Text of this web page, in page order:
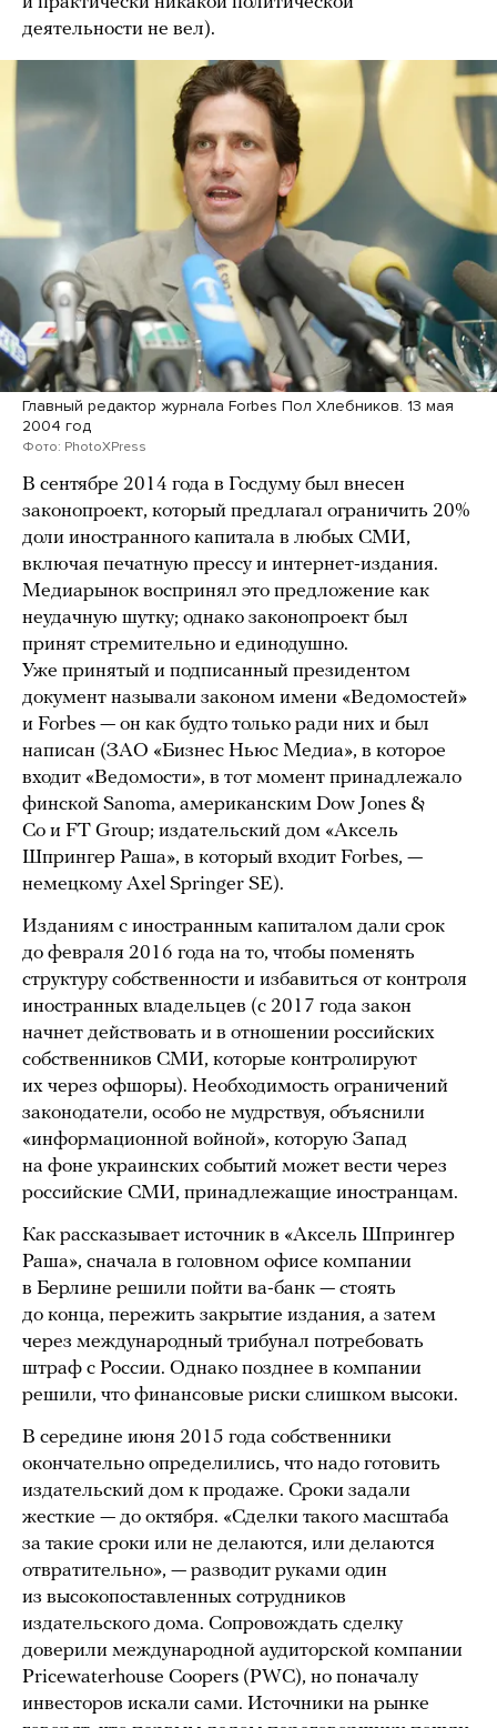
деятельности не вел).
Главный редактор журнала Forbes Пол Хлебников. 13 мая
2004 год
Фото: PhotoXPress
В сентябре 2014 года в Госдуму был внесен
законопроект, который предлагал ограничить 20%
доли иностранного капитала в любых СМИ,
включая печатную прессу и интернет-издания.
Медиарынок воспринял это предложение как
неудачную шутку; однако законопроект был
принят стремительно и единодушно.
Уже принятый и подписанный президентом
документ называли законом имени «Ведомостей»
и Forbes — он как будто только ради них и был
написан (ЗАО «Бизнес Ньюс Медиа», в которое
входит «Ведомости», в тот момент принадлежало
финской Sanoma, американским Dow Jones &
Co и FT Group; издательский дом «Аксель
Шпрингер Раша», в который входит Forbes, —
немецкому Axel Springer SE).
Изданиям с иностранным капиталом дали срок
до февраля 2016 года на то, чтобы поменять
структуру собственности и избавиться от контроля
иностранных владельцев (с 2017 года закон
начнет действовать и в отношении российских
собственников СМИ, которые контролируют
их через офшоры). Необходимость ограничений
законодатели, особо не мудрствуя, объяснили
«информационной войной», которую Запад
на фоне украинских событий может вести через
российские СМИ, принадлежащие иностранцам.
Как рассказывает источник в «Аксель Шпрингер
Раша», сначала в головном офисе компании
в Берлине решили пойти ва-банк — стоять
до конца, пережить закрытие издания, а затем
через международный трибунал потребовать
штраф с России. Однако позднее в компании
решили, что финансовые риски слишком высоки.
В середине июня 2015 года собственники
окончательно определились, что надо готовить
издательский дом к продаже. Сроки задали
жесткие — до октября. «Сделки такого масштаба
за такие сроки или не делаются, или делаются
отвратительно», — разводит руками один
из высокопоставленных сотрудников
издательского дома. Сопровождать сделку
доверили международной аудиторской компании
Pricewaterhouse Coopers (PWC), но поначалу
инвесторов искали сами. Источники на рынке